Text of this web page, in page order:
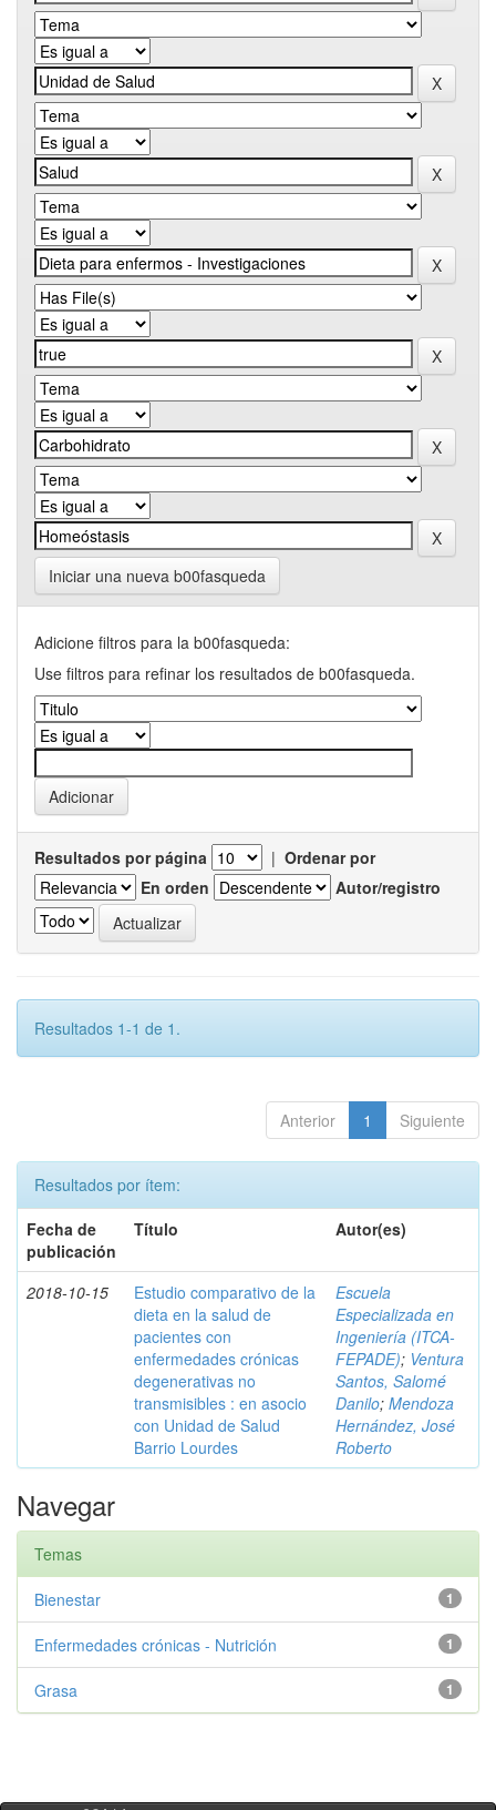
Iniciar una nueva b00fasqueda
Adicione filtros para la b00fasqueda:
Use filtros para refinar los resultados de b00fasqueda.
Resultados por página | Ordenar por
En orden
Autor/registro
Resultados 1-1 de 1.
Anterior 1 Siguiente
Resultados por ítem:
Fecha de
publicación
Título Autor(es)
2018-10-15
Estudio comparativo de la
dieta en la salud de
pacientes con
enfermedades crónicas
degenerativas no
transmisibles : en asocio
con Unidad de Salud
Barrio Lourdes
Escuela
Especializada en
Ingeniería (ITCA-
FEPADE); Ventura
Santos, Salomé
Danilo; Mendoza
Hernández, José
Roberto
Navegar
Temas
1
Bienestar
1
Enfermedades crónicas - Nutrición
1
Grasa